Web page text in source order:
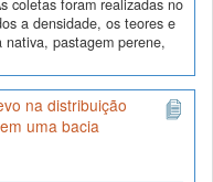
coletas foram realizadas no
a densidade, os teores e
pastagem perene,
na distribuição
uma bacia